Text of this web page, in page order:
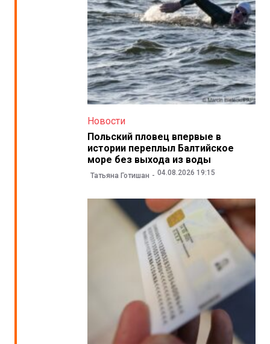
Новости
Польский пловец впервые в
истории переплыл Балтийское
море без выхода из воды
Татьяна Готишан 04.08.2026 19:15